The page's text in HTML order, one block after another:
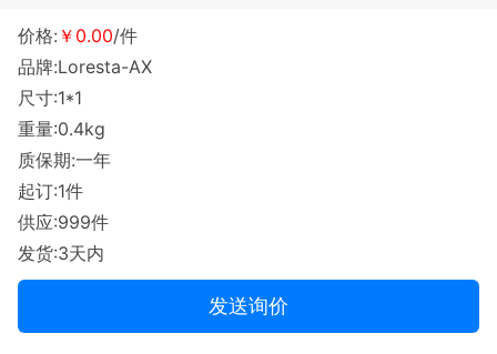
价格: ￥0.00/件
品牌:Loresta-AX
尺寸:1*1
重量:0.4kg
质保期:一年
起订:1件
供应:999件
发货:3天内
发送询价